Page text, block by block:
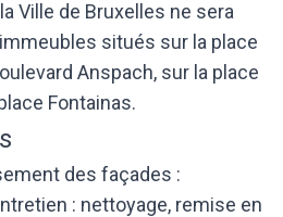
Ville de Bruxelles ne sera
situés sur la place
Anspach, sur la place
Fontainas.
des façades :
: nettoyage, remise en